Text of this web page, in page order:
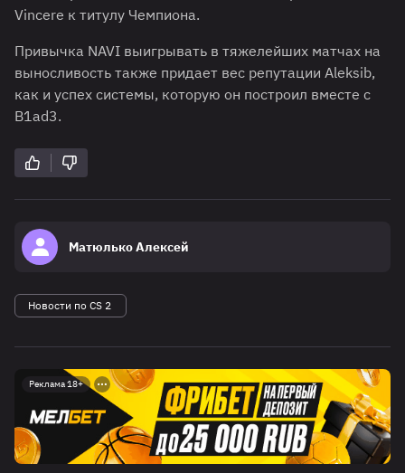
Vincere к титулу Чемпиона.
Привычка NAVI выигрывать в тяжелейших матчах на
выносливость также придает вес репутации Aleksib,
как и успех системы, которую он построил вместе с
B1ad3.
Матюлько Алексей
Новости по CS 2
Реклама 18+